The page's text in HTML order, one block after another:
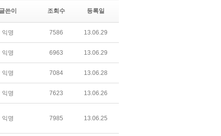
쓴이 조회수 등록일
익명 7586 13.06.29
익명 6963 13.06.29
익명 7084 13.06.28
익명 7623 13.06.26
익명 7985 13.06.25